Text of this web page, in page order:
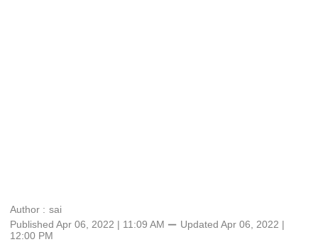
Author : sai
Published Apr 06, 2022 | 11:09 AM ⚊ Updated Apr 06, 2022 |
12:00 PM